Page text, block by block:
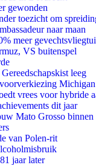
gewonden
toezicht om
naar maan
meer
VS buitenspel
leeg
Michigan
vrees voor hybride
dit jaar
Mato Grosso binnen
van Polen-rit
jaar later